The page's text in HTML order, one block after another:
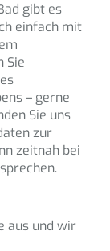
gibt es
einfach mit
Sie
– gerne
Sie uns
zur
zeitnah bei
aus und wir